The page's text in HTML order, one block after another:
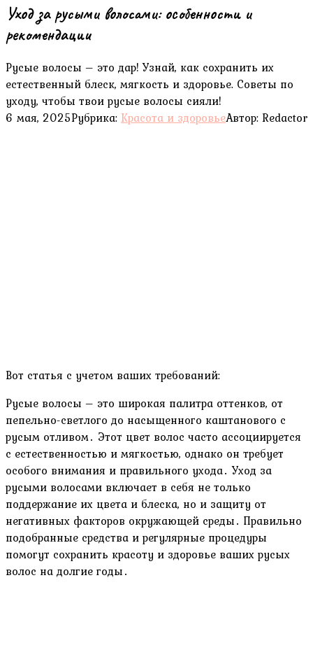
Уход за русыми волосами: особенности и
рекомендации
Русые волосы – это дар! Узнай, как сохранить их
естественный блеск, мягкость и здоровье. Советы по
уходу, чтобы твои русые волосы сияли!
6 мая, 2025Рубрика: Красота и здоровьеАвтор: Redactor
Вот статья с учетом ваших требований:
Русые волосы – это широкая палитра оттенков‚ от
пепельно-светлого до насыщенного каштанового с
русым отливом․ Этот цвет волос часто ассоциируется
с естественностью и мягкостью‚ однако он требует
особого внимания и правильного ухода․ Уход за
русыми волосами включает в себя не только
поддержание их цвета и блеска‚ но и защиту от
негативных факторов окружающей среды․ Правильно
подобранные средства и регулярные процедуры
помогут сохранить красоту и здоровье ваших русых
волос на долгие годы․